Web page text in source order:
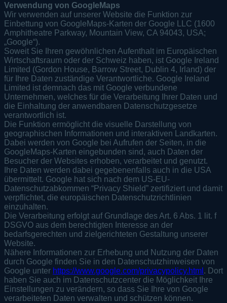
Verwendung von GoogleMaps
Wir verwenden auf unserer Website die Funktion zur
Einbettung von GoogleMaps-Karten der Google LLC (1600
Amphitheatre Parkway, Mountain View, CA 94043, USA;
„Google“).
Soweit Sie Ihren gewöhnlichen Aufenthalt im Europäischen
Wirtschaftsraum oder der Schweiz haben, ist Google Ireland
Limited (Gordon House, Barrow Street, Dublin 4, Irland) der
für Ihre Daten zuständige Verantwortliche. Google Ireland
Limited ist demnach das mit Google verbundene
Unternehmen, welches für die Verarbeitung Ihrer Daten und
die Einhaltung der anwendbaren Datenschutzgesetze
verantwortlich ist.
Die Funktion ermöglicht die visuelle Darstellung von
geographischen Informationen und interaktiven Landkarten.
Dabei werden von Google bei Aufrufen der Seiten, in die
GoogleMaps-Karten eingebunden sind, auch Daten der
Besucher der Websites erhoben, verarbeitet und genutzt.
Ihre Daten werden dabei gegebenenfalls auch in die USA
übermittelt. Google hat sich nach dem US-EU-
Datenschutzabkommen “Privacy Shield” zertifiziert und damit
verpflichtet, die europäischen Datenschutzrichtlinien
einzuhalten.
Die Verarbeitung erfolgt auf Grundlage des Art. 6 Abs. 1 lit. f
DSGVO aus dem berechtigten Interesse an der
bedarfsgerechten und zielgerichteten Gestaltung unserer
Website.
Nähere Informationen zur Erhebung und Nutzung der Daten
durch Google finden Sie in den Datenschutzhinweisen von
Google unter https://www.google.com/privacypolicy.html . Dort
haben Sie auch im Datenschutzcenter die Möglichkeit Ihre
Einstellungen zu verändern, so dass Sie Ihre von Google
verarbeiteten Daten verwalten und schützen können.